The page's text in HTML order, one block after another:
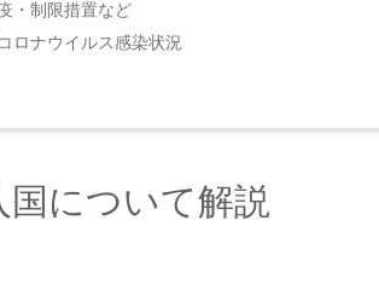
・制限措置など
ロナウイルス感染状況
について解説